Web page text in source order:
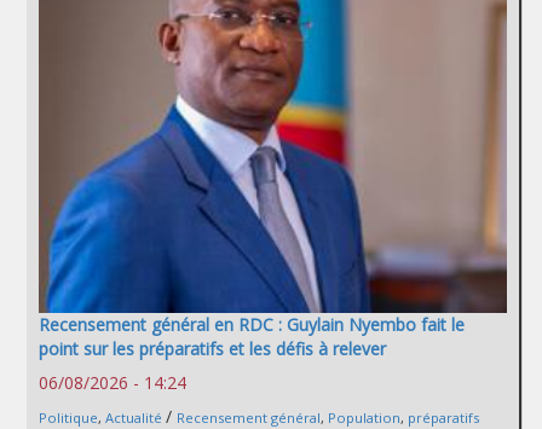
Recensement général en RDC : Guylain Nyembo fait le
point sur les préparatifs et les défis à relever
06/08/2026 - 14:24
Politique, Actualité / Recensement général, Population, préparatifs